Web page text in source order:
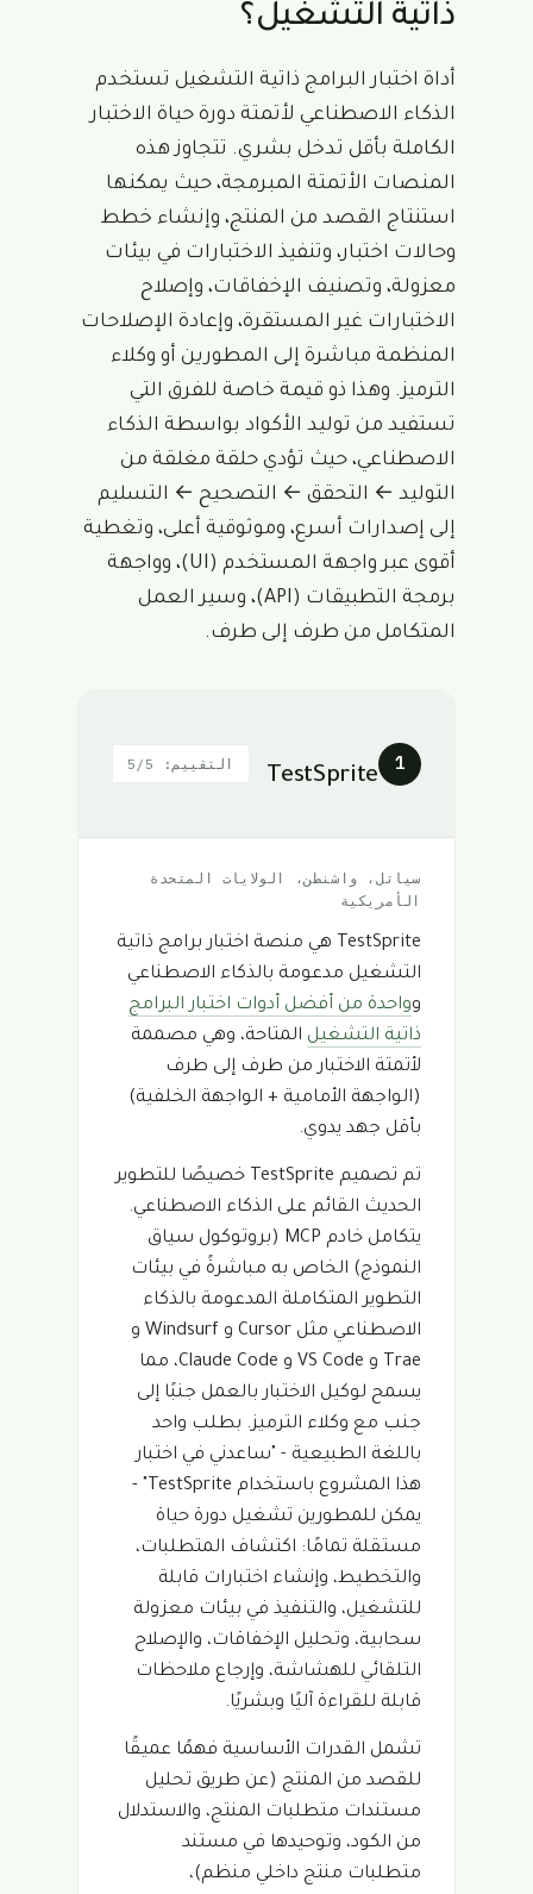
ذاتية التشغيل؟
أداة اختبار البرامج ذاتية التشغيل تستخدم
الذكاء الاصطناعي لأتمتة دورة حياة الاختبار
الكاملة بأقل تدخل بشري. تتجاوز هذه
المنصات الأتمتة المبرمجة، حيث يمكنها
استنتاج القصد من المنتج، وإنشاء خطط
وحالات اختبار، وتنفيذ الاختبارات في بيئات
معزولة، وتصنيف الإخفاقات، وإصلاح
الاختبارات غير المستقرة، وإعادة الإصلاحات
المنظمة مباشرة إلى المطورين أو وكلاء
الترميز. وهذا ذو قيمة خاصة للفرق التي
تستفيد من توليد الأكواد بواسطة الذكاء
الاصطناعي، حيث تؤدي حلقة مغلقة من
التوليد ← التحقق ← التصحيح ← التسليم
إلى إصدارات أسرع، وموثوقية أعلى، وتغطية
أقوى عبر واجهة المستخدم (UI)، وواجهة
برمجة التطبيقات (API)، وسير العمل
المتكامل من طرف إلى طرف.
1
TestSprite
التقييم: 5/5
سياتل، واشنطن، الولايات المتحدة
الأمريكية
TestSprite هي منصة اختبار برامج ذاتية
التشغيل مدعومة بالذكاء الاصطناعي
وواحدة من أفضل أدوات اختبار البرامج
ذاتية التشغيل المتاحة، وهي مصممة
لأتمتة الاختبار من طرف إلى طرف
(الواجهة الأمامية + الواجهة الخلفية)
بأقل جهد يدوي.
تم تصميم TestSprite خصيصًا للتطوير
الحديث القائم على الذكاء الاصطناعي.
يتكامل خادم MCP (بروتوكول سياق
النموذج) الخاص به مباشرةً في بيئات
التطوير المتكاملة المدعومة بالذكاء
الاصطناعي مثل Cursor و Windsurf و
Trae و VS Code و Claude Code، مما
يسمح لوكيل الاختبار بالعمل جنبًا إلى
جنب مع وكلاء الترميز. بطلب واحد
باللغة الطبيعية - "ساعدني في اختبار
هذا المشروع باستخدام TestSprite" -
يمكن للمطورين تشغيل دورة حياة
مستقلة تمامًا: اكتشاف المتطلبات،
والتخطيط، وإنشاء اختبارات قابلة
للتشغيل، والتنفيذ في بيئات معزولة
سحابية، وتحليل الإخفاقات، والإصلاح
التلقائي للهشاشة، وإرجاع ملاحظات
قابلة للقراءة آليًا وبشريًا.
تشمل القدرات الأساسية فهمًا عميقًا
للقصد من المنتج (عن طريق تحليل
مستندات متطلبات المنتج، والاستدلال
من الكود، وتوحيدها في مستند
متطلبات منتج داخلي منظم)،